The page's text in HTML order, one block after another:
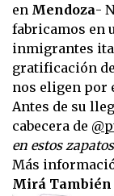
en Mendoza-
fabricamos en
inmigrantes
gratificación
nos eligen por
Antes de su
cabecera de
en estos
Más
Mirá También